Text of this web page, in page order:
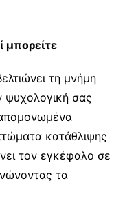
μπορείτε
τη μνήμη
ψυχολογική σας
κατάθλιψης
τον εγκέφαλο σε
τα